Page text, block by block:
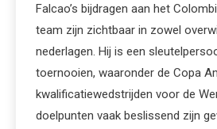
Falcao’s bijdragen aan het
team zijn zichtbaar in zowel
nederlagen. Hij is een
toernooien, waaronder de Copa
kwalificatiewedstrijden voor de
doelpunten vaak beslissend zijn